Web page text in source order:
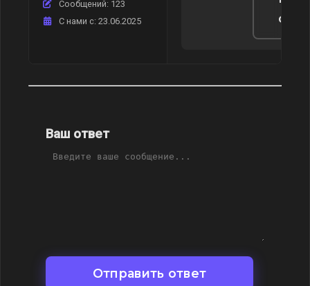
Сообщений: 123
C нами с: 23.06.2025
око
Ваш ответ
Отправить ответ